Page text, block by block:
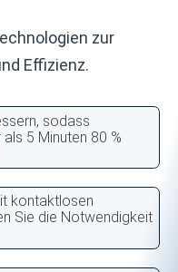
zur
Effizienz.
sodass
5 Minuten 80 %
kontaktlosen
Sie die Notwendigkeit